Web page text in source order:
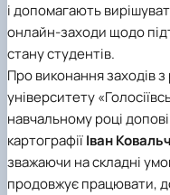
і допомагають
онлайн-заходи щодо
стану студентів.
Про виконання заходів
університету
навчальному році
картографіїІван
зважаючи на складні
продовжує працювати,